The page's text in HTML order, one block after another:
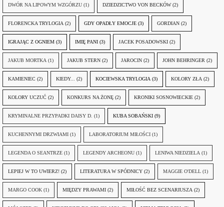
DWÓR NA LIPOWYM WZGÓRZU (1) DZIEDZICTWO VON BECKÓW (2)
FLORENCKA TRYLOGIA (2) GDY OPADŁY EMOCJE (3) GORDIAN (2)
IGRAJĄC Z OGNIEM (3) IMIĘ PANI (3) JACEK POSADOWSKI (2)
JAKUB MORTKA (1) JAKUB STERN (2) JAROCIN (2) JOHN BEHRINGER (2)
KAMIENIEC (2) KIEDY... (2) KOCIEWSKA TRYLOGIA (3) KOLORY ZŁA (2)
KOLORY UCZUĆ (2) KONKURS NA ŻONĘ (2) KRONIKI SOSNOWIECKIE (2)
KRYMINALNE PRZYPADKI DAISY D. (1) KUBA SOBAŃSKI (9)
KUCHENNYMI DRZWIAMI (1) LABORATORIUM MIŁOŚCI (1)
LEGENDA O SEANTRZE (1) LEGENDY ARCHEONU (1) LENIWA NIEDZIELA (1)
LEPIEJ W TO UWIERZ! (2) LITERATURA W SPÓDNICY (2) MAGGIE O'DELL (1)
MARGO COOK (1) MIĘDZY PRAWAMI (2) MIŁOŚĆ BEZ SCENARIUSZA (2)